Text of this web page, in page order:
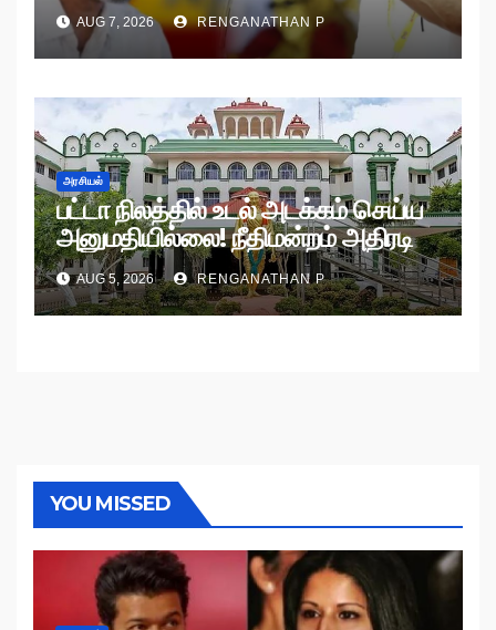
AUG 7, 2026 RENGANATHAN P
அரசியல்
பட்டா நிலத்தில் உடல் அடக்கம் செய்ய
அனுமதியில்லை! நீதிமன்றம் அதிரடி
உத்தரவு!
AUG 5, 2026 RENGANATHAN P
YOU MISSED